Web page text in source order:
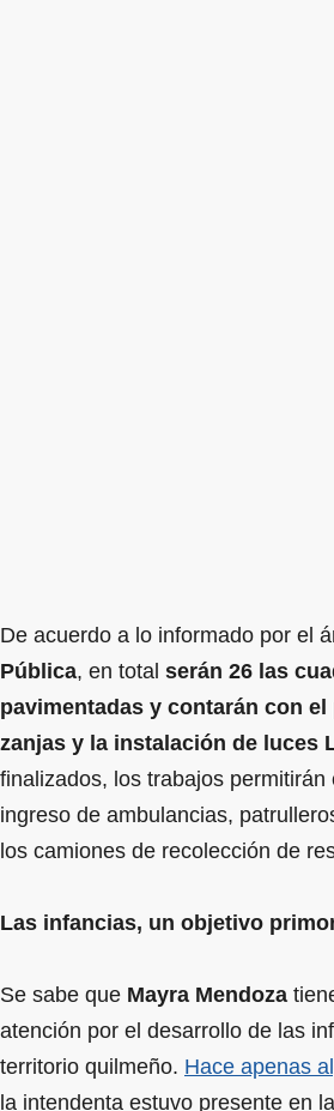
De acuerdo a lo informado por el
Pública, en total serán 26 las
pavimentadas y contarán con
zanjas y la instalación de luces
finalizados, los trabajos permitirán
ingreso de ambulancias,
los camiones de recolección de
Las infancias, un objetivo
Se sabe que Mayra Mendoza
atención por el desarrollo de las
territorio quilmeño. Hace apenas
la intendenta estuvo presente en